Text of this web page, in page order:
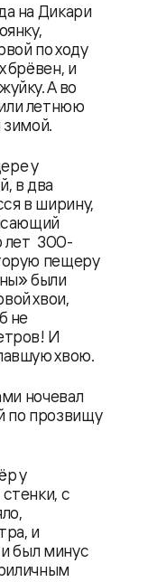
на Дикари
по ходу
брёвен, и
А во
летнюю
зимой.
у
в два
в ширину,
лет 300-
пещеру
были
хвои,
не
И
хвою.
ночевал
по прозвищу
у
с
и
был минус